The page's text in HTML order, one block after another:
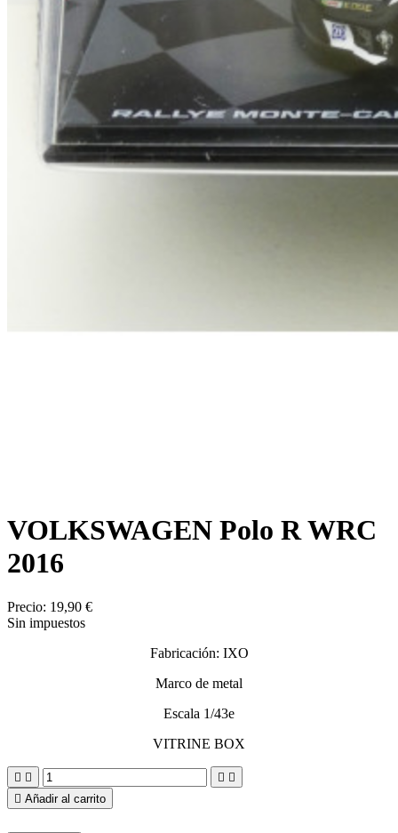
VOLKSWAGEN Polo R WRC
2016
Precio: 19,90 €
Sin impuestos
Fabricación: IXO
Marco de metal
Escala 1/43e
VITRINE BOX
   
 Añadir al carrito